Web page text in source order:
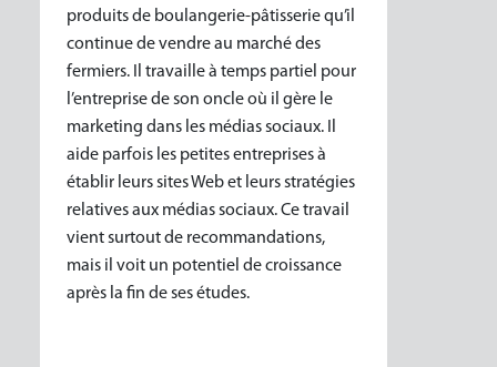
produits de boulangerie-pâtisserie qu’il
continue de vendre au marché des
fermiers. Il travaille à temps partiel pour
l’entreprise de son oncle où il gère le
marketing dans les médias sociaux. Il
aide parfois les petites entreprises à
établir leurs sites Web et leurs stratégies
relatives aux médias sociaux. Ce travail
vient surtout de recommandations,
mais il voit un potentiel de croissance
après la fin de ses études.